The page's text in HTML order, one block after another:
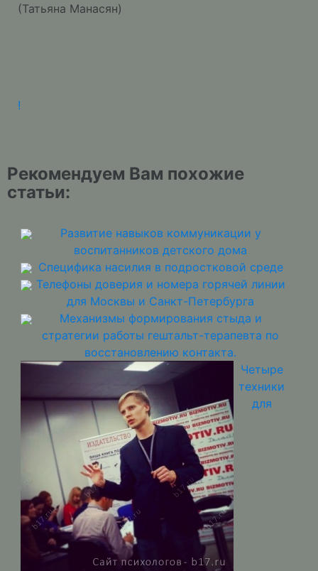
(Татьяна Манасян)
!
Рекомендуем Вам похожие
статьи:
Развитие навыков коммуникации у
воспитанников детского дома
Специфика насилия в подростковой среде
Телефоны доверия и номера горячей линии
для Москвы и Санкт-Петербурга
Механизмы формирования стыда и
стратегии работы гештальт-терапевта по
восстановлению контакта.
Четыре
техники
для